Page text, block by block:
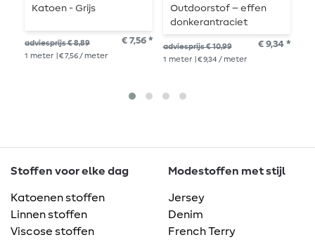
Katoen - Grijs
adviesprijs € 8,89 € 7,56 *
1 meter | € 7,56 / meter
Outdoorstof – effen
donkerantraciet
adviesprijs € 10,99 € 9,34 *
1 meter | € 9,34 / meter
Stoffen voor elke dag
Katoenen stoffen
Linnen stoffen
Viscose stoffen
Modestoffen met stijl
Jersey
Denim
French Terry